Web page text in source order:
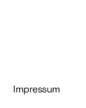
Impressum